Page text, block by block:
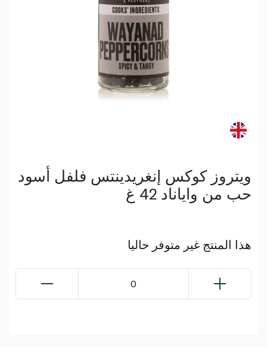
ويتروز كوكس إنغريدينتس فلفل أسود
حب من واياناد 42 غ
هذا المنتج غير متوفر حاليا
0